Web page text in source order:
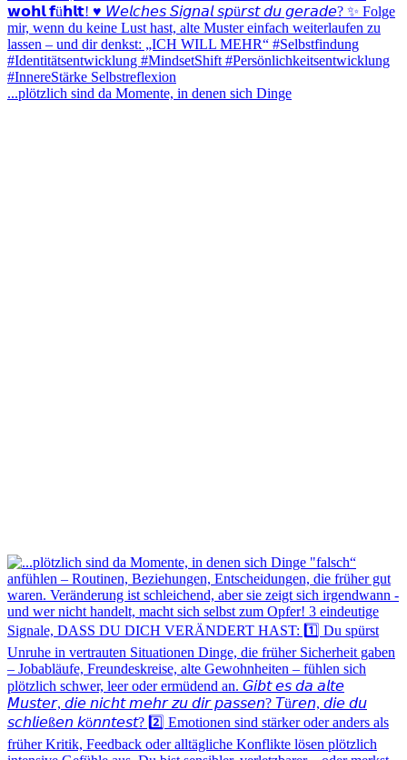
...plötzlich sind da Momente, in denen sich Dinge